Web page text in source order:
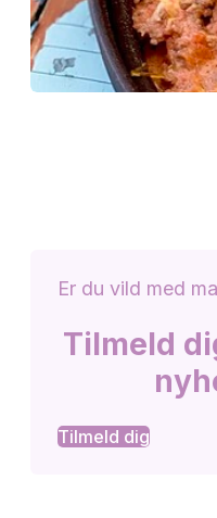
Er du vild med
Tilmeld
Tilmeld dig